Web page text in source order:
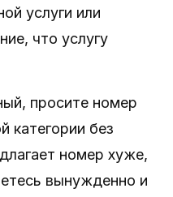
услуги или
что услугу
просите номер
категории без
номер хуже,
вынужденно и